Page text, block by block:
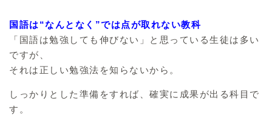
国語は“なんとなく”では点が取れない教科
「国語は勉強しても伸びない」と思っている生徒は多い
ですが、
それは正しい勉強法を知らないから。
しっかりとした準備をすれば、確実に成果が出る科目で
す。